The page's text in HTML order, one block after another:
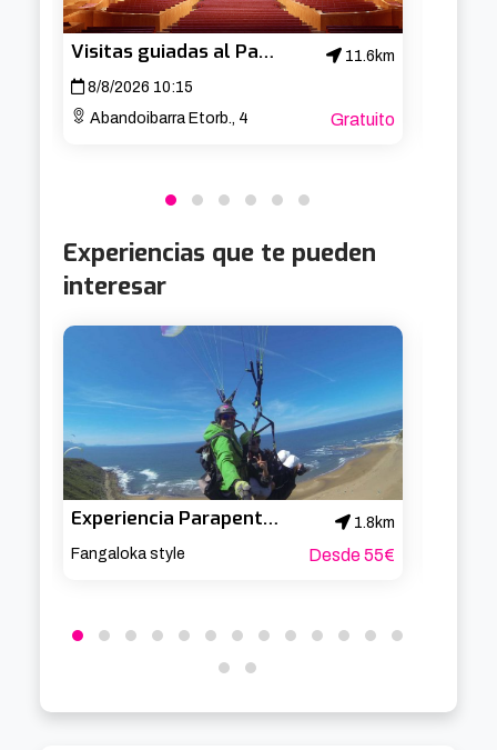
Visitas guiadas al Palacio Euskalduna
11.6km
8/8/2026 10:15
Abandoibarra Etorb., 4
Gratuito
Experiencias que te pueden
interesar
Experiencia Parapente con video sobre la playa de Barinatxe
1.8km
Fangaloka style
Desde 55€